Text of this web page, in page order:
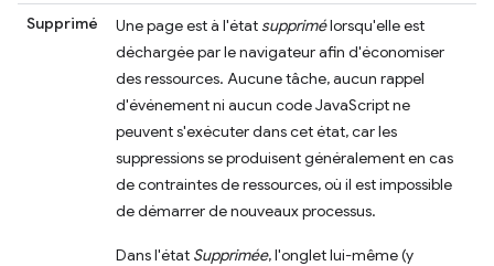
Supprimé Une page est à l'état supprimélorsqu'elle est
déchargée par le navigateur afin d'économiser
des ressources. Aucune tâche, aucun rappel
d'événement ni aucun code JavaScript ne
peuvent s'exécuter dans cet état, car les
suppressions se produisent généralement en cas
de contraintes de ressources, où il est impossible
de démarrer de nouveaux processus.
Dans l'état Supprimée, l'onglet lui-même (y